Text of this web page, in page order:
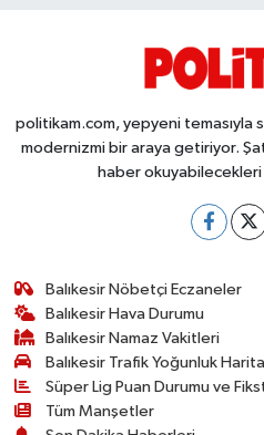
politikam.com, yepyeni temasıyla
modernizmi bir araya getiriyor.
haber okuyabilecekleri
Balıkesir Nöbetçi Eczaneler
Balıkesir Hava Durumu
Balıkesir Namaz Vakitleri
Balıkesir Trafik Yoğunluk
Süper Lig Puan Durumu ve
Tüm Manşetler